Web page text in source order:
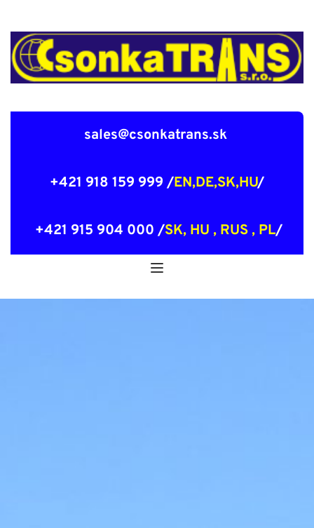
sales@csonkatrans.sk
+421 918 159 999 /EN,DE,SK,HU/
+421 915 904 000 /SK, HU , RUS , PL/